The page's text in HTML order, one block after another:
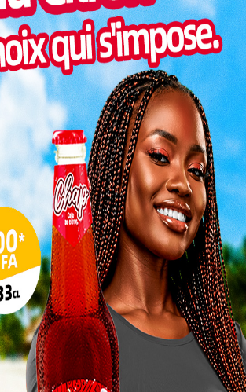
disposez d’informations
volées, n’hésitez pas à contacter
Chaque année, à l’approche de
une recrudescence inquiétante des vols
motos et d’engins est observée dans
grandes villes du pays. Les
raccourcissent, les marchés s’animent,
rues se remplissent, et dans
effervescence, les réseaux de
trouvent un terrain fertile pour agir.
Les voleurs ciblent souvent des motos